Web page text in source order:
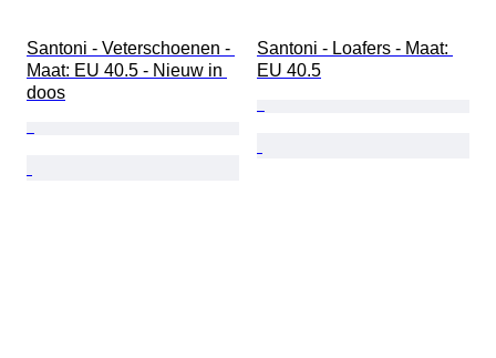
Santoni - Veterschoenen -
Maat: EU 40.5 - Nieuw in
doos
Santoni - Loafers - Maat:
EU 40.5